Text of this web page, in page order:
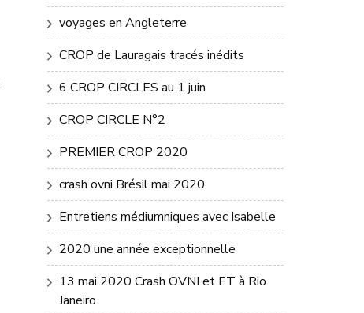
voyages en Angleterre
CROP de Lauragais tracés inédits
6 CROP CIRCLES au 1 juin
CROP CIRCLE N°2
PREMIER CROP 2020
crash ovni Brésil mai 2020
Entretiens médiumniques avec Isabelle
2020 une année exceptionnelle
13 mai 2020 Crash OVNI et ET à Rio
Janeiro